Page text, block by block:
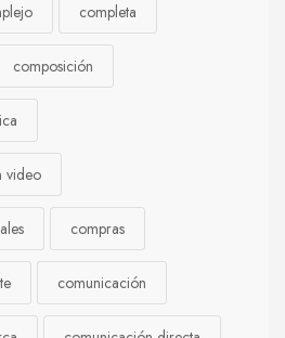
completa
composición
video
compras
comunicación